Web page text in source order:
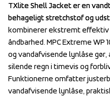
TXlite Shell Jacket er en
behageligt stretchstof og
kombinerer ekstremt
åndbarhed. MPC Extreme
og vandafvisende lynlåse
silende regn i timevis og
Funktionerne omfatter
vandafvisende lynlåse,
TXlite Shell Jacket er en
behageligt stretchstof og
kombinerer ekstremt
åndbarhed. MPC Extreme
og vandafvisende lynlåse
silende regn i timevis og
Funktionerne omfatter
vandafvisende lynlåse,